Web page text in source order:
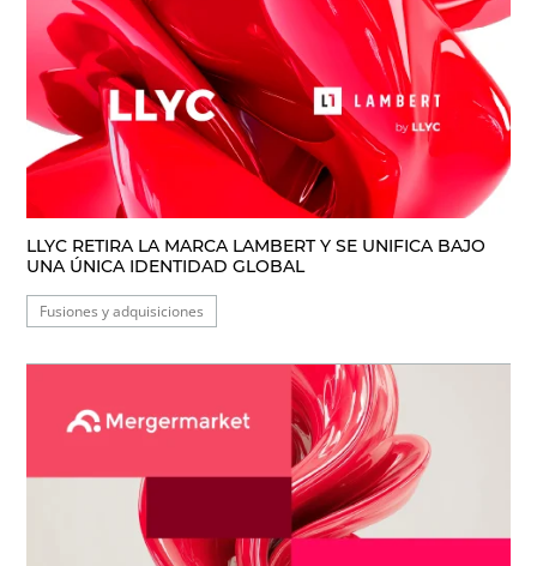
LLYC RETIRA LA MARCA LAMBERT Y SE UNIFICA BAJO
UNA ÚNICA IDENTIDAD GLOBAL
Fusiones y adquisiciones